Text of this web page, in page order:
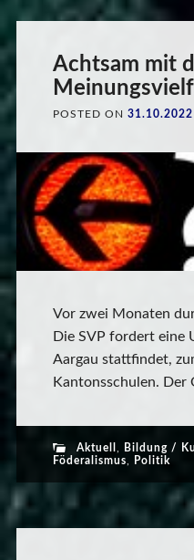
Achtsam mit
POSTED ON 31.10.2022
Vor zwei Monaten
Die SVP fordert eine
Aargau stattfindet,
Kantonsschulen. Der
Aktuell , Bildung /
Föderalismus, Politik